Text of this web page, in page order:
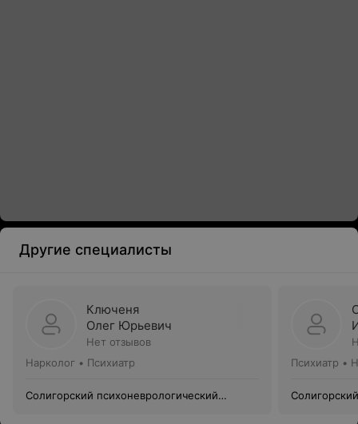
Другие специалисты
Ключеня
Олег Юрьевич
Нет отзывов
Нарколог • Психиатр
Солигорский психоневрологический
Психиатр •